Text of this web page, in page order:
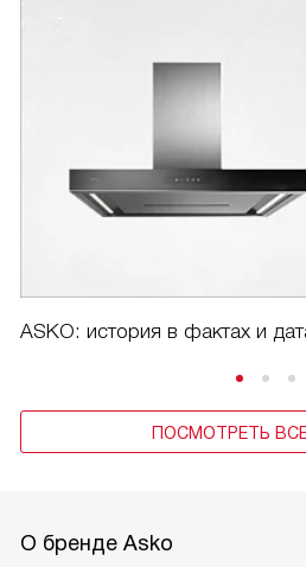
ASKO: история в фактах и
ПОСМОТРЕТЬ
О бренде Asko